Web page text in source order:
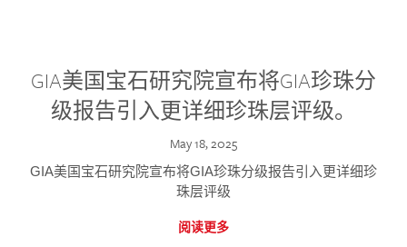
GIA美国宝石研究院宣布将GIA珍珠分
级报告引入更详细珍珠层评级。
May 18, 2025
GIA美国宝石研究院宣布将GIA珍珠分级报告引入更详细珍
珠层评级
阅读更多